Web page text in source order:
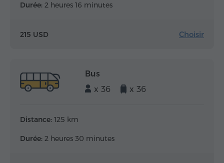
Durée: 2 heures 16 minutes
215 USD Choisir
Bus
x 36
x 36
Distance: 125 km
Durée: 2 heures 30 minutes